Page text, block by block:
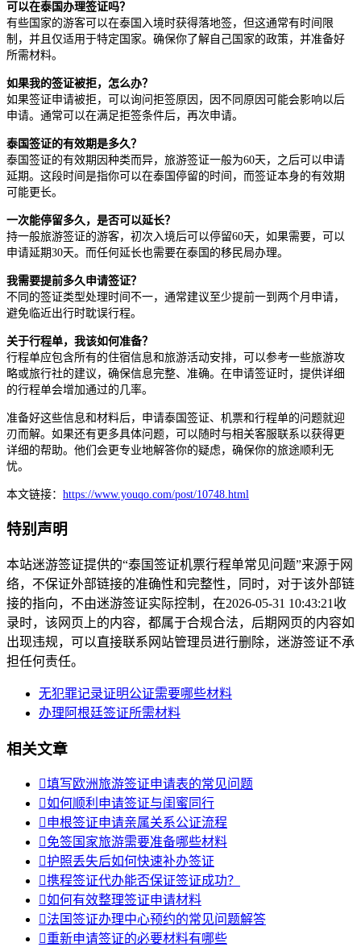
可以在泰国办理签证吗？
有些国家的游客可以在泰国入境时获得落地签，但这通常有时间限
制，并且仅适用于特定国家。确保你了解自己国家的政策，并准备好
所需材料。
如果我的签证被拒，怎么办？
如果签证申请被拒，可以询问拒签原因，因不同原因可能会影响以后
申请。通常可以在满足拒签条件后，再次申请。
泰国签证的有效期是多久？
泰国签证的有效期因种类而异，旅游签证一般为60天，之后可以申请
延期。这段时间是指你可以在泰国停留的时间，而签证本身的有效期
可能更长。
一次能停留多久，是否可以延长？
持一般旅游签证的游客，初次入境后可以停留60天，如果需要，可以
申请延期30天。而任何延长也需要在泰国的移民局办理。
我需要提前多久申请签证？
不同的签证类型处理时间不一，通常建议至少提前一到两个月申请，
避免临近出行时耽误行程。
关于行程单，我该如何准备？
行程单应包含所有的住宿信息和旅游活动安排，可以参考一些旅游攻
略或旅行社的建议，确保信息完整、准确。在申请签证时，提供详细
的行程单会增加通过的几率。
准备好这些信息和材料后，申请泰国签证、机票和行程单的问题就迎
刃而解。如果还有更多具体问题，可以随时与相关客服联系以获得更
详细的帮助。他们会更专业地解答你的疑虑，确保你的旅途顺利无
忧。
本文链接： https://www.youqo.com/post/10748.html
特别声明
本站迷游签证提供的“泰国签证机票行程单常见问题”来源于网
络，不保证外部链接的准确性和完整性，同时，对于该外部链
接的指向，不由迷游签证实际控制，在2026-05-31 10:43:21收
录时，该网页上的内容，都属于合规合法，后期网页的内容如
出现违规，可以直接联系网站管理员进行删除，迷游签证不承
担任何责任。
无犯罪记录证明公证需要哪些材料
办理阿根廷签证所需材料
相关文章
填写欧洲旅游签证申请表的常见问题
如何顺利申请签证与闺蜜同行
申根签证申请亲属关系公证流程
免签国家旅游需要准备哪些材料
护照丢失后如何快速补办签证
携程签证代办能否保证签证成功？
如何有效整理签证申请材料
法国签证办理中心预约的常见问题解答
重新申请签证的必要材料有哪些